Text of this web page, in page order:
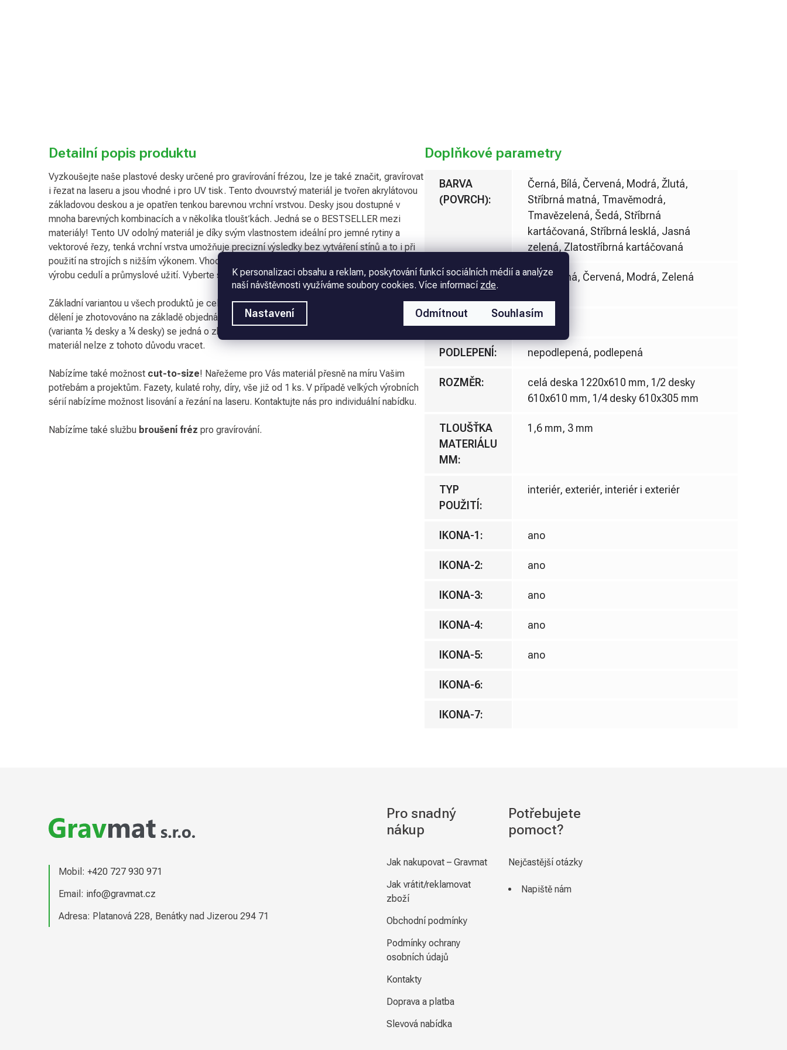
K personalizaci obsahu a reklam, poskytování funkcí sociálních médií a analýze
naší návštěvnosti využíváme soubory cookies. Více informací zde.
Nastavení Odmítnout Souhlasím
Detailní popis produktu
Vyzkoušejte naše plastové desky určené pro gravírování frézou, lze je také značit, gravírovat
i řezat na laseru a jsou vhodné i pro UV tisk. Tento dvouvrstvý materiál je tvořen akrylátovou
základovou deskou a je opatřen tenkou barevnou vrchní vrstvou. Desky jsou dostupné v
mnoha barevných kombinacích a v několika tloušťkách. Jedná se o BESTSELLER mezi
materiály! Tento UV odolný materiál je díky svým vlastnostem ideální pro jemné rytiny a
vektorové řezy, tenká vrchní vrstva umožňuje precizní výsledky bez vytváření stínů a to i při
použití na strojích s nižším výkonem. Vhodné pro kreativní aplikace, reklamní materiály,
výrobu cedulí a průmyslové užití. Vyberte si kvalitu a trvanlivost s našimi plastovými deskami!
Základní variantou u všech produktů je celá nepodlepená deska. Podlepení materiálu a jeho
dělení je zhotovováno na základě objednávky. V případě podlepení nebo dělení desky
(varianta ½ desky a ¼ desky) se jedná o zboží vyrobené podle požadavků zákazníka a
materiál nelze z tohoto důvodu vracet.
Nabízíme také možnost cut-to-size! Nařežeme pro Vás materiál přesně na míru Vašim
potřebám a projektům. Fazety, kulaté rohy, díry, vše již od 1 ks. V případě velkých výrobních
sérií nabízíme možnost lisování a řezání na laseru. Kontaktujte nás pro individuální nabídku.
Nabízíme také službu broušení fréz pro gravírování.
Doplňkové parametry
BARVA
(POVRCH):
Černá, Bílá, Červená, Modrá, Žlutá,
Stříbrná matná, Tmavěmodrá,
Tmavězelená, Šedá, Stříbrná
kartáčovaná, Stříbrná lesklá, Jasná
zelená, Zlatostříbrná kartáčovaná
BARVA
(PODKLAD):
Bílá, Černá, Červená, Modrá, Zelená
PODLEPENÍ: nepodlepená, podlepená
ROZMĚR:
celá deska 1220x610 mm, 1/2 desky
610x610 mm, 1/4 desky 610x305 mm
TLOUŠŤKA
MATERIÁLU
MM:
1,6 mm, 3 mm
TYP
POUŽITÍ:
interiér, exteriér, interiér i exteriér
IKONA-1: ano
IKONA-2: ano
IKONA-3: ano
IKONA-4: ano
IKONA-5: ano
IKONA-6:
IKONA-7:
Mobil: +420 727 930 971
Email: info@gravmat.cz
Adresa: Platanová 228, Benátky nad Jizerou 294 71
Pro snadný
nákup
Jak nakupovat – Gravmat
Jak vrátit/reklamovat
zboží
Obchodní podmínky
Podmínky ochrany
osobních údajů
Kontakty
Doprava a platba
Slevová nabídka
Potřebujete
pomoct?
Nejčastější otázky
Napiště nám